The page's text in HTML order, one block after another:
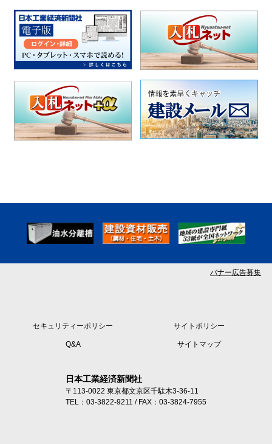
バナー広告募集
セキュリティーポリシー サイトポリシー
Q&A サイトマップ
日本工業経済新聞社
〒113-0022 東京都文京区千駄木3-36-11
TEL：03-3822-9211 / FAX：03-3824-7955